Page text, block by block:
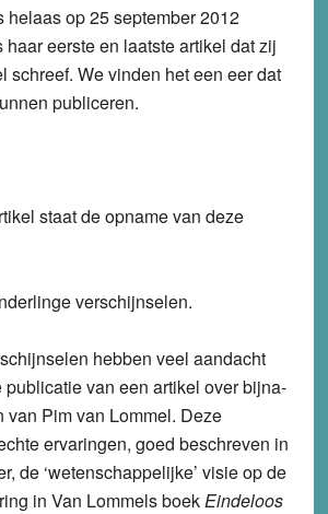
helaas op 25 september 2012
eerste en laatste artikel dat zij
schreef. We vinden het een eer dat
publiceren.
staat de opname van deze
verschijnselen.
hebben veel aandacht
publicatie van een artikel over bijna-
van Pim van Lommel. Deze
ervaringen, goed beschreven in
de ‘wetenschappelijke’ visie op de
in Van Lommels boekEindeloos